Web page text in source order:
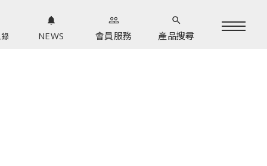
notifications
NEWS
people_outline
會員服務
search
產品搜尋